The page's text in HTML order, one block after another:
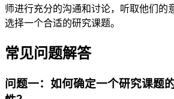
师进行充分的沟通和讨论，听取他们的
选择一个合适的研究课题。
常见问题解答
问题一：如何确定一个研究课题